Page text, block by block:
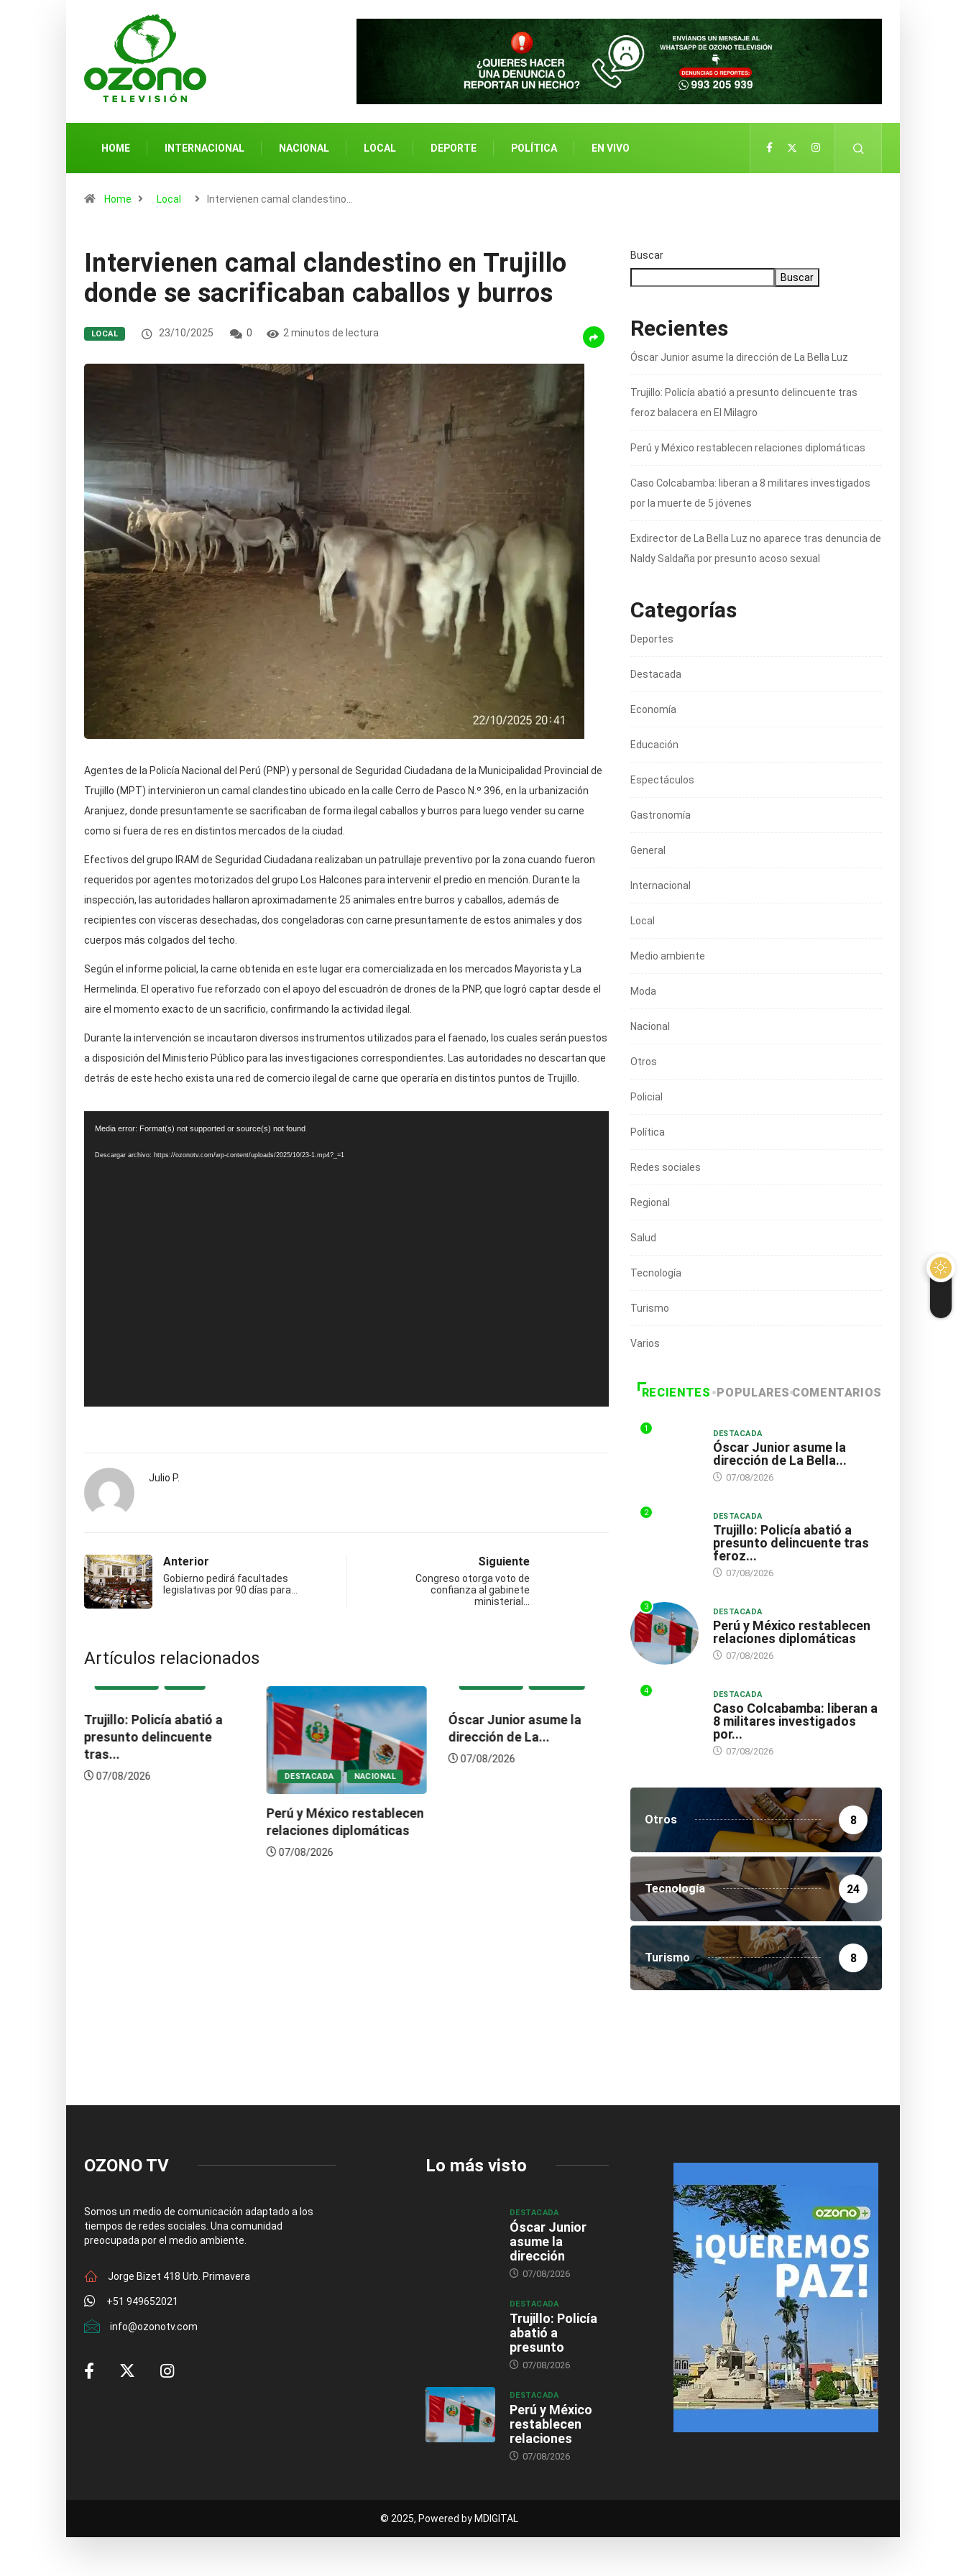
HOME INTERNACIONAL NACIONAL LOCAL DEPORTE POLÍTICA EN VIVO
Home Local Intervienen camal clandestino…
Intervienen camal clandestino en Trujillo
donde se sacrificaban caballos y burros
LOCAL 23/10/2025 0 2 minutos de lectura
Agentes de la Policía Nacional del Perú (PNP) y personal de Seguridad Ciudadana de la Municipalidad Provincial de
Trujillo (MPT) intervinieron un camal clandestino ubicado en la calle Cerro de Pasco N.º 396, en la urbanización
Aranjuez, donde presuntamente se sacrificaban de forma ilegal caballos y burros para luego vender su carne
como si fuera de res en distintos mercados de la ciudad.
Efectivos del grupo IRAM de Seguridad Ciudadana realizaban un patrullaje preventivo por la zona cuando fueron
requeridos por agentes motorizados del grupo Los Halcones para intervenir el predio en mención. Durante la
inspección, las autoridades hallaron aproximadamente 25 animales entre burros y caballos, además de
recipientes con vísceras desechadas, dos congeladoras con carne presuntamente de estos animales y dos
cuerpos más colgados del techo.
Según el informe policial, la carne obtenida en este lugar era comercializada en los mercados Mayorista y La
Hermelinda. El operativo fue reforzado con el apoyo del escuadrón de drones de la PNP, que logró captar desde el
aire el momento exacto de un sacrificio, confirmando la actividad ilegal.
Durante la intervención se incautaron diversos instrumentos utilizados para el faenado, los cuales serán puestos
a disposición del Ministerio Público para las investigaciones correspondientes. Las autoridades no descartan que
detrás de este hecho exista una red de comercio ilegal de carne que operaría en distintos puntos de Trujillo.
Media error: Format(s) not supported or source(s) not found
Descargar archivo: https://ozonotv.com/wp-content/uploads/2025/10/23-1.mp4?_=1
Julio P.
Anterior
Gobierno pedirá facultades
legislativas por 90 días para…
Siguiente
Congreso otorga voto de
confianza al gabinete
ministerial…
Artículos relacionados
Trujillo: Policía abatió a
presunto delincuente
tras...
07/08/2026 DESTACADA NACIONAL
Perú y México restablecen
relaciones diplomáticas
07/08/2026
Óscar Junior asume la
dirección de La...
07/08/2026
Trujillo: Policía abatió a
presunto delincuente
Perú y México
relaciones diplomáticas
07/08/2026
Buscar
Buscar
Recientes
Óscar Junior asume la dirección de La Bella Luz
Trujillo: Policía abatió a presunto delincuente tras
feroz balacera en El Milagro
Perú y México restablecen relaciones diplomáticas
Caso Colcabamba: liberan a 8 militares investigados
por la muerte de 5 jóvenes
Exdirector de La Bella Luz no aparece tras denuncia de
Naldy Saldaña por presunto acoso sexual
Categorías
Deportes
Destacada
Economía
Educación
Espectáculos
Gastronomía
General
Internacional
Local
Medio ambiente
Moda
Nacional
Otros
Policial
Política
Redes sociales
Regional
Salud
Tecnología
Turismo
Varios
RECIENTES POPULARESCOMENTARIOS
1
DESTACADA
Óscar Junior asume la
dirección de La Bella...
07/08/2026
2 DESTACADA
Trujillo: Policía abatió a
presunto delincuente tras
feroz...
07/08/2026
3
DESTACADA
Perú y México restablecen
relaciones diplomáticas
07/08/2026
4 DESTACADA
Caso Colcabamba: liberan a
8 militares investigados
por...
07/08/2026
Otros 8
Tecnología 24
Turismo 8
OZONO TV
Somos un medio de comunicación adaptado a los
tiempos de redes sociales. Una comunidad
preocupada por el medio ambiente.
Jorge Bizet 418 Urb. Primavera
+51 949652021
info@ozonotv.com
Lo más visto
DESTACADA
Óscar Junior
asume la
dirección
07/08/2026
DESTACADA
Trujillo: Policía
abatió a
presunto
07/08/2026
DESTACADA
Perú y México
restablecen
relaciones
07/08/2026
© 2025, Powered by MDIGITAL